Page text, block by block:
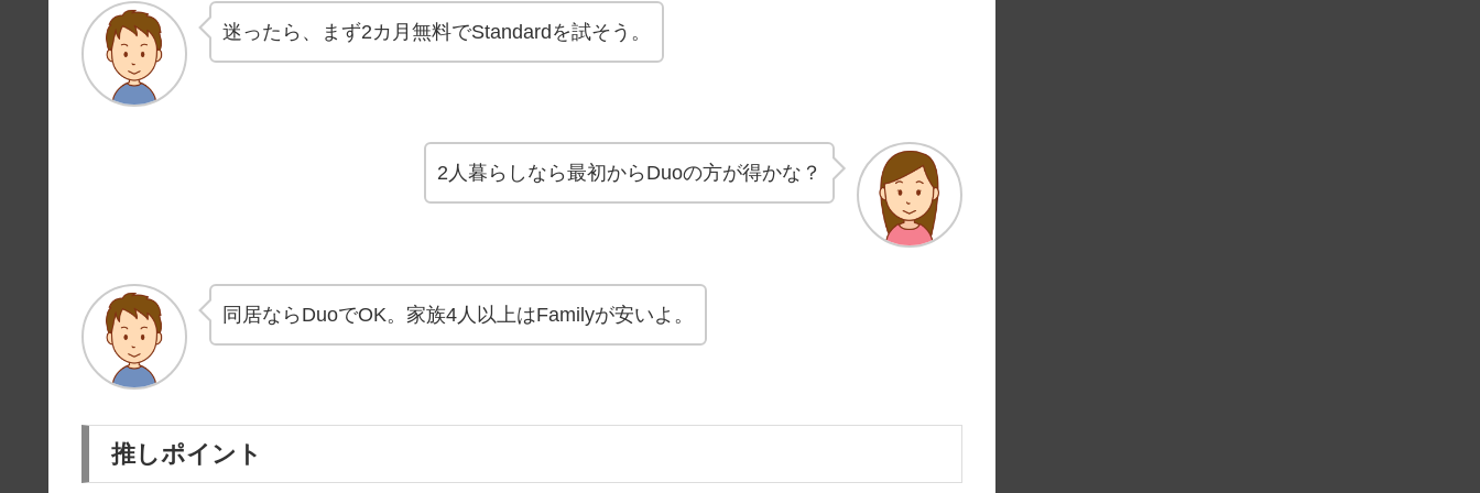
迷ったら、まず2カ月無料でStandardを試そう。
2人暮らしなら最初からDuoの方が得かな？
同居ならDuoでOK。家族4人以上はFamilyが安いよ。
推しポイント